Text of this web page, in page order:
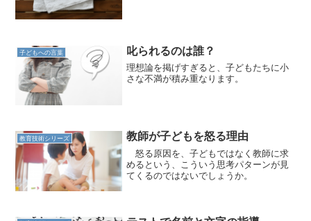
子どもへの言葉 叱られるのは誰？
理想論を掲げすぎると、子どもたちに小
さな不満が積み重なります。
教育技術シリーズ 教師が子どもを怒る理由
怒る原因を、子どもではなく教師に求
めるという、こういう思考パターンが見
てくるのではないでしょうか。